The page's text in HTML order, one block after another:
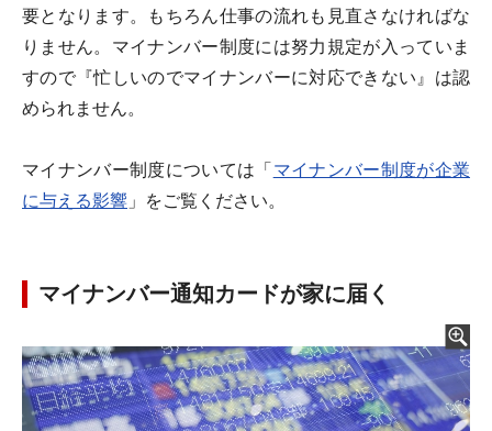
要となります。もちろん仕事の流れも見直さなければな
りません。マイナンバー制度には努力規定が入っていま
すので『忙しいのでマイナンバーに対応できない』は認
められません。
マイナンバー制度については「マイナンバー制度が企業
に与える影響 」をご覧ください。
マイナンバー通知カードが家に届く